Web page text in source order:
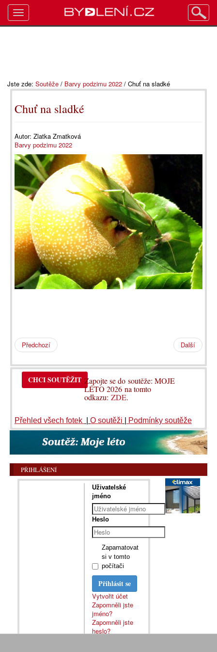
Jste zde: Soutěže / Barvy podzimu 2022 / Chuť na sladké
Chuť na sladké
Autor: Zlatka Zmatková
Barvy podzimu 2022
Předchozí Další
CHCI SOUTĚŽIT Zapojte se do soutěže: MOJE
LÉTO 2026 na tomto
odkazu:ZDE.
Přehled všech fotek O soutěži Podmínky soutěže
PŘIHLÁŠENÍ
Uživatelské
jméno
Heslo
Zapamatovat
si v tomto
počítači
Přihlásit se
Vytvořit účet
Zapomněli jste
jméno?
Zapomněli jste
heslo?
Toggle
navigation